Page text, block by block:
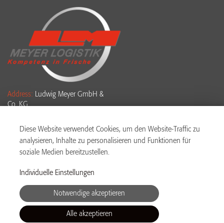
Address: Ludwig Meyer GmbH &
Co. KG
61381 Friedrichsdorf
+49 6175 4007 955
WhatsApp:+49 176 19090 888
Email:
bewerbung@meyer-
logistik.com
Diese Website verwendet Cookies, um den Website-Traffic zu
analysieren, Inhalte zu personalisieren und Funktionen für
soziale Medien bereitzustellen.
Individuelle Einstellungen
Notwendige akzeptieren
Alle akzeptieren